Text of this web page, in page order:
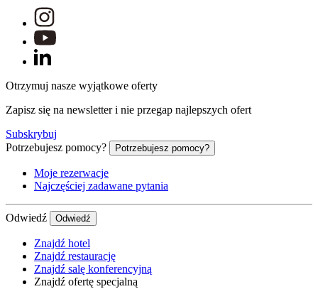
Otrzymuj nasze wyjątkowe oferty
Zapisz się na newsletter i nie przegap najlepszych ofert
Subskrybuj
Potrzebujesz pomocy?
Potrzebujesz pomocy?
Moje rezerwacje
Najczęściej zadawane pytania
Odwiedź Odwiedź
Znajdź hotel
Znajdź restaurację
Znajdź salę konferencyjną
Znajdź ofertę specjalną